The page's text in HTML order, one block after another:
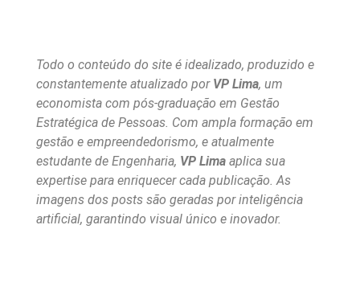
Todo o conteúdo do site é idealizado, produzido e
constantemente atualizado por VP Lima, um
economista com pós-graduação em Gestão
Estratégica de Pessoas. Com ampla formação em
gestão e empreendedorismo, e atualmente
estudante de Engenharia, VP Lima aplica sua
expertise para enriquecer cada publicação. As
imagens dos posts são geradas por inteligência
artificial, garantindo visual único e inovador.